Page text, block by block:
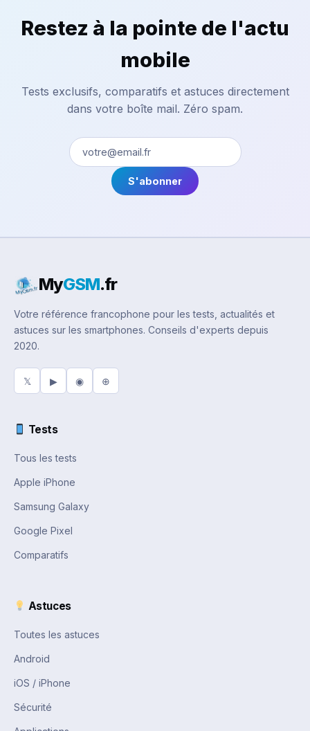
Restez à la pointe de l'actu
mobile
Tests exclusifs, comparatifs et astuces directement
dans votre boîte mail. Zéro spam.
S'abonner
MyGSM.fr
Votre référence francophone pour les tests, actualités et
astuces sur les smartphones. Conseils d'experts depuis
2020.
𝕏 ▶ ◉ ⊕
Tests
Tous les tests
Apple iPhone
Samsung Galaxy
Google Pixel
Comparatifs
Astuces
Toutes les astuces
Android
iOS / iPhone
Sécurité